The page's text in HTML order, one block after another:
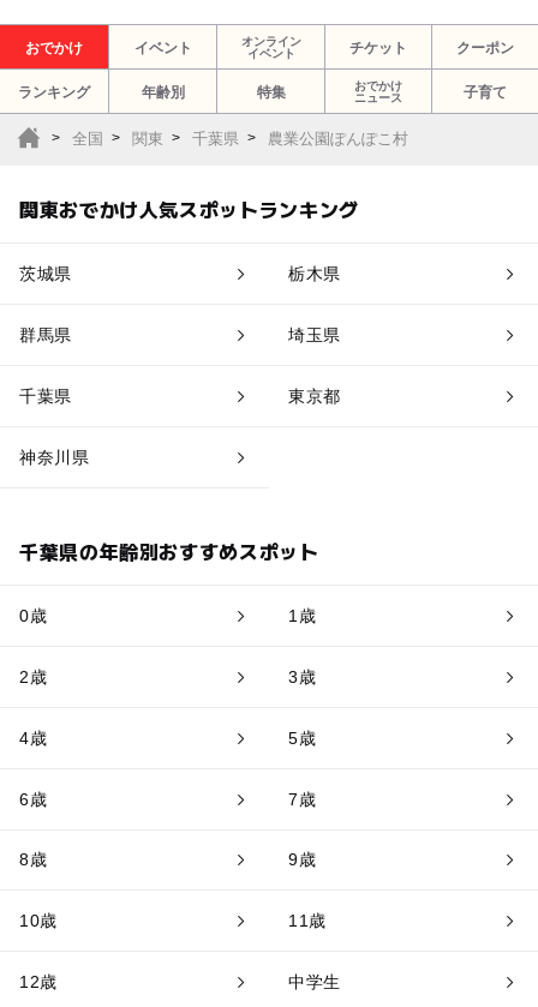
おでかけ イベント
オンライン
イベント
チケット クーポン
ランキング 年齢別 特集
おでかけ
ニュース
子育て
全国 関東 千葉県 農業公園ぽんぽこ村
関東おでかけ人気スポットランキング
茨城県 栃木県
群馬県 埼玉県
千葉県 東京都
神奈川県
千葉県の年齢別おすすめスポット
0歳 1歳
2歳 3歳
4歳 5歳
6歳 7歳
8歳 9歳
10歳 11歳
12歳 中学生